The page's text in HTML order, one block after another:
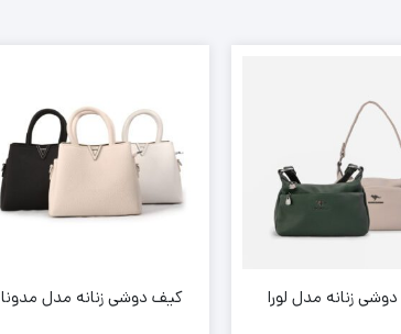
زنانه مدل لورا کیف دوشی زنانه مدل مدونا